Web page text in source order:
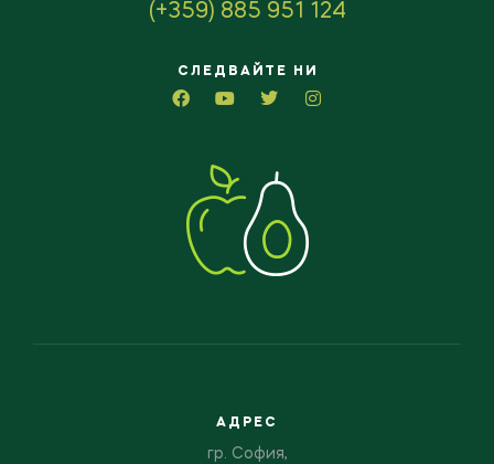
(+359) 885 951 124
СЛЕДВАЙТЕ НИ
АДРЕС
гр. София,